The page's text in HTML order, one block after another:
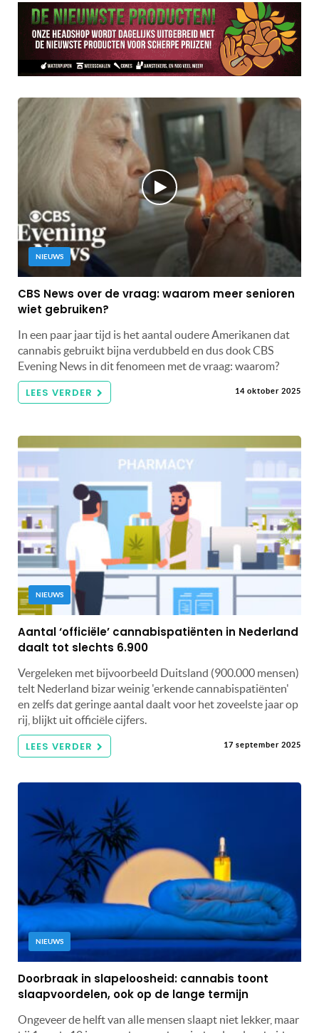
NIEUWS
CBS News over de vraag: waarom meer senioren
wiet gebruiken?
In een paar jaar tijd is het aantal oudere Amerikanen dat
cannabis gebruikt bijna verdubbeld en dus dook CBS
Evening News in dit fenomeen met de vraag: waarom?
LEES VERDER 14 oktober 2025
NIEUWS
Aantal ‘officiële’ cannabispatiënten in Nederland
daalt tot slechts 6.900
Vergeleken met bijvoorbeeld Duitsland (900.000 mensen)
telt Nederland bizar weinig 'erkende cannabispatiënten'
en zelfs dat geringe aantal daalt voor het zoveelste jaar op
rij, blijkt uit officiële cijfers.
LEES VERDER 17 september 2025
NIEUWS
Doorbraak in slapeloosheid: cannabis toont
slaapvoordelen, ook op de lange termijn
Ongeveer de helft van alle mensen slaapt niet lekker, maar